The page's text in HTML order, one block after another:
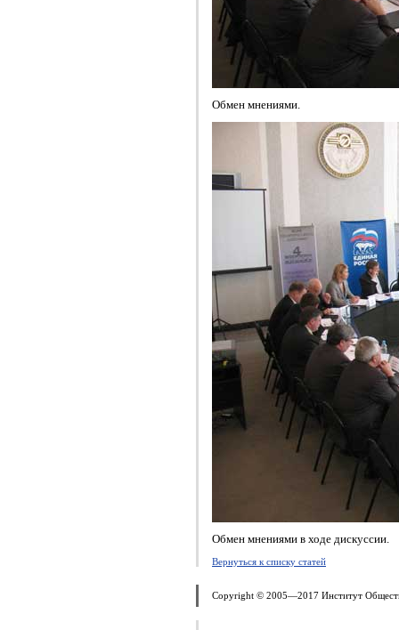
Обмен мнениями.
Обмен мнениями в ходе дискуссии.
Вернуться к списку статей
Copyright © 2005—2017 Институт